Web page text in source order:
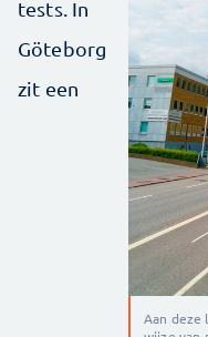
Aan deze
tests. In
Göteborg
zit een